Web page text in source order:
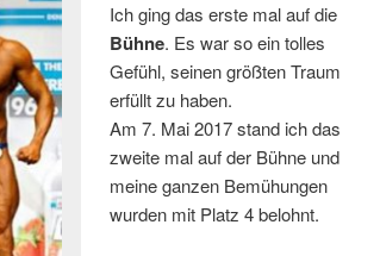
Ich ging das erste mal auf die
Bühne. Es war so ein tolles
Gefühl, seinen größten Traum
erfüllt zu haben.
Am 7. Mai 2017 stand ich das
zweite mal auf der Bühne und
meine ganzen Bemühungen
wurden mit Platz 4 belohnt.